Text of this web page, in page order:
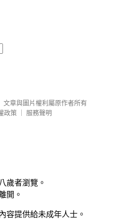
文章與圖片權利屬原作者所有
政策
服務聲明
歲者瀏覽。
開。
容提供給未成年人士。